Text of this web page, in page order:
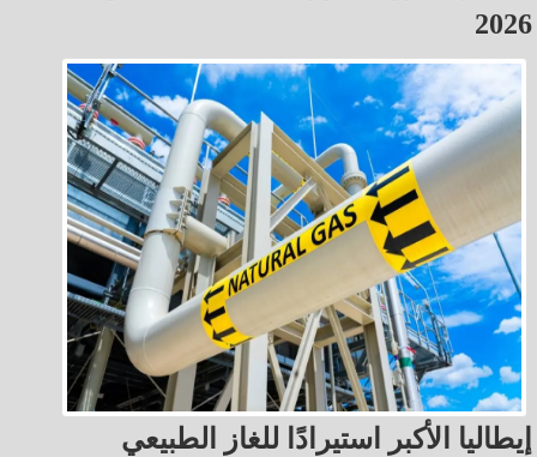
2026
إيطاليا الأكبر استيرادًا للغاز الطبيعي